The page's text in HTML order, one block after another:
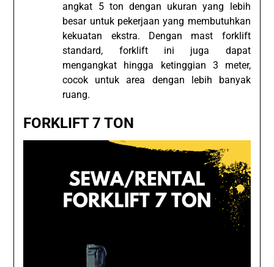
angkat 5 ton dengan ukuran yang lebih
besar untuk pekerjaan yang membutuhkan
kekuatan ekstra. Dengan mast forklift
standard, forklift ini juga dapat
mengangkat hingga ketinggian 3 meter,
cocok untuk area dengan lebih banyak
ruang.
FORKLIFT 7 TON